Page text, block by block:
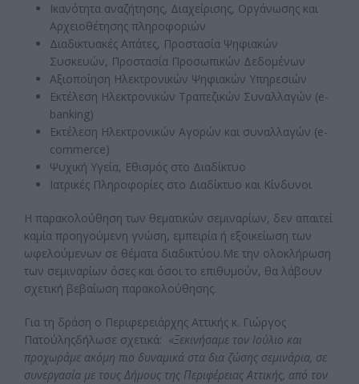
Ικανότητα αναζήτησης, Διαχείρισης, Οργάνωσης και
Αρχειοθέτησης πληροφοριών
Διαδικτυακές Απάτες, Προστασία Ψηφιακών
Συσκευών, Προστασία Προσωπικών Δεδομένων
Αξιοποίηση Ηλεκτρονικών Ψηφιακών Υπηρεσιών
Εκτέλεση Ηλεκτρονικών Τραπεζικών Συναλλαγών (e-
banking)
Εκτέλεση Ηλεκτρονικών Αγορών και συναλλαγών (e-
commerce)
Ψυχική Υγεία, Εθισμός στο Διαδίκτυο
Ιατρικές Πληροφορίες στο Διαδίκτυο και Κίνδυνοι
Η παρακολούθηση των θεματικών σεμιναρίων, δεν απαιτεί
καμία προηγούμενη γνώση, εμπειρία ή εξοικείωση των
ωφελούμενων σε θέματα διαδικτύου.Με την ολοκλήρωση
των σεμιναρίων όσες και όσοι το επιθυμούν, θα λάβουν
σχετική βεβαίωση παρακολούθησης.
Για τη δράση ο Περιφερειάρχης Αττικής κ. Γιώργος
Πατούληςδήλωσε σχετικά: «Ξεκινήσαμε τον Ιούλιο και
προχωράμε ακόμη πιο δυναμικά στα δια ζώσης σεμινάρια, σε
συνεργασία με τους Δήμους της Περιφέρειας Αττικής, από τον